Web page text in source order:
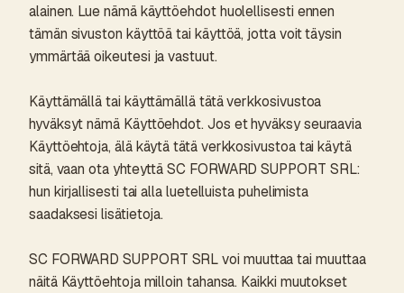
alainen. Lue nämä käyttöehdot huolellisesti ennen
tämän sivuston käyttöä tai käyttöä, jotta voit täysin
ymmärtää oikeutesi ja vastuut.
Käyttämällä tai käyttämällä tätä verkkosivustoa
hyväksyt nämä Käyttöehdot. Jos et hyväksy seuraavia
Käyttöehtoja, älä käytä tätä verkkosivustoa tai käytä
sitä, vaan ota yhteyttä SC FORWARD SUPPORT SRL:
hun kirjallisesti tai alla luetelluista puhelimista
saadaksesi lisätietoja.
SC FORWARD SUPPORT SRL voi muuttaa tai muuttaa
näitä Käyttöehtoja milloin tahansa. Kaikki muutokset